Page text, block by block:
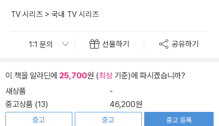
TV 시리즈 > 국내 TV 시리즈
선물하기 공유하기
이 책을 알라딘에 25,700원 (최상기준)에 파시겠습니까?
새상품
-
중고상품 (13)
46,200원
중고
중고
중고 등록